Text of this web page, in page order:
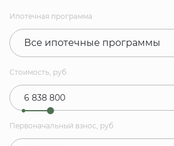
Ипотечная программа
Все ипотечные программы
Стоимость, руб.
Первоначальный взнос, руб.